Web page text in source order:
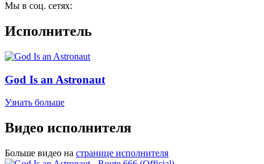
Мы в соц. сетях:
Исполнитель
God Is an Astronaut
Узнать больше
Видео исполнителя
Больше видео на странице исполнителя